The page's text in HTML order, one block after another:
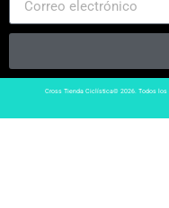
Cross Tienda Ciclística© 2026. Todos los